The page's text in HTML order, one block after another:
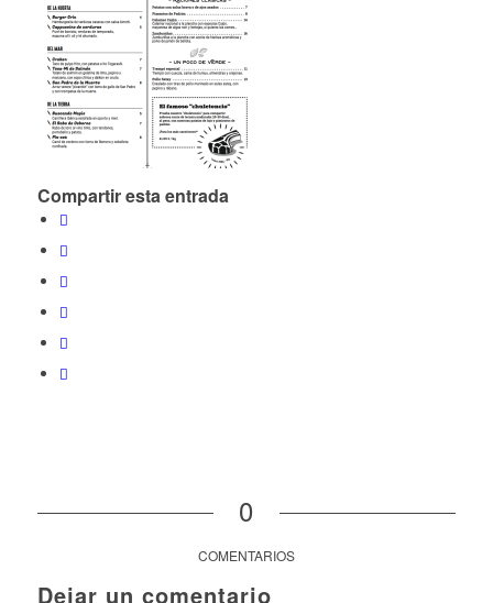
Compartir esta entrada
0
COMENTARIOS
Dejar un comentario